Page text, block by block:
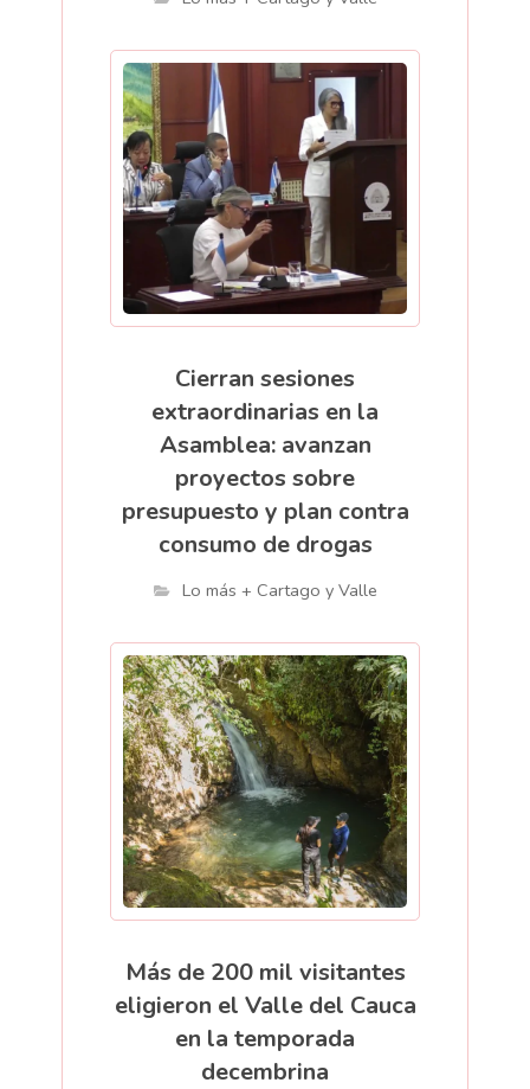
Cierran sesiones
extraordinarias en la
Asamblea: avanzan
proyectos sobre
presupuesto y plan contra
consumo de drogas
Lo más + Cartago y Valle
Más de 200 mil visitantes
eligieron el Valle del Cauca
en la temporada
decembrina